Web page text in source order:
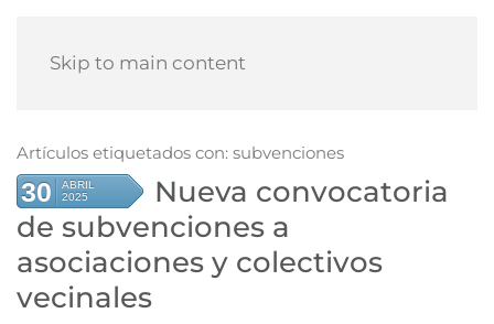
Skip to main content
Artículos etiquetados con: subvenciones
30
ABRIL
2025
Nueva convocatoria
de subvenciones a
asociaciones y colectivos
vecinales